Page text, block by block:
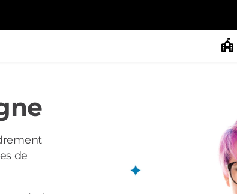
de